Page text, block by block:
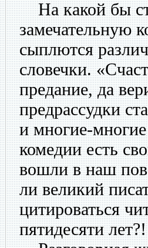
На какой бы
замечательную
сыплются
словечки.
предание, да
предрассудки
и многие-
комедии есть
вошли в наш
ли великий
цитироваться
пятидесяти